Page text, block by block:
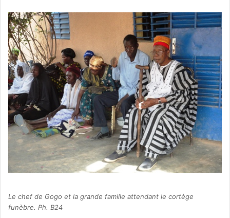
Le chef de Gogo et la grande famille attendant le cortège
funèbre. Ph. B24